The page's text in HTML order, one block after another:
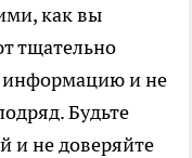
как вы
тщательно
информацию и не
Будьте
и не доверяйте